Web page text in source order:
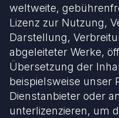
weltweite,
Lizenz zur Nutzung,
Darstellung,
abgeleiteter Werke,
Übersetzung der
beispielsweise unser
Dienstanbieter oder
unterlizenzieren, um